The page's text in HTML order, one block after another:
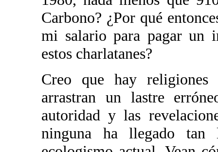
Carbono? ¿Por qué
mi salario para pagar un
estos charlatanes?
Creo que hay
arrastran un lastre
autoridad y las
ninguna ha llegado